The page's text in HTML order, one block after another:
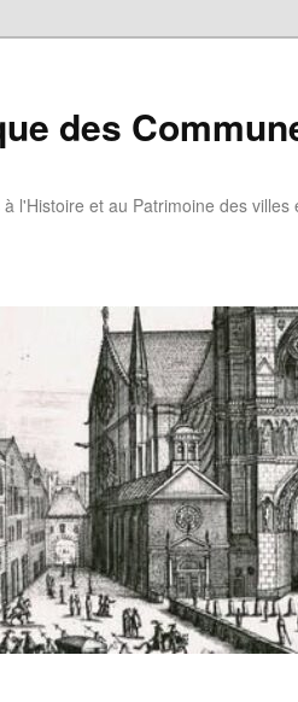
des
l'Histoire et au Patrimoine des villes